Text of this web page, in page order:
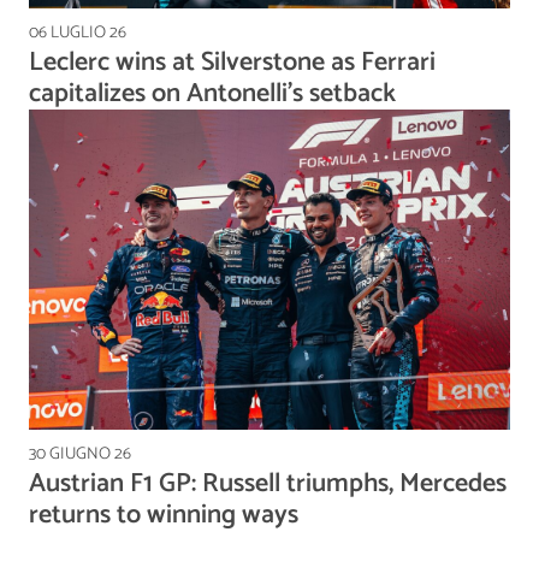
06 LUGLIO 26
Leclerc wins at Silverstone as Ferrari
capitalizes on Antonelli's setback
30 GIUGNO 26
Austrian F1 GP: Russell triumphs, Mercedes
returns to winning ways